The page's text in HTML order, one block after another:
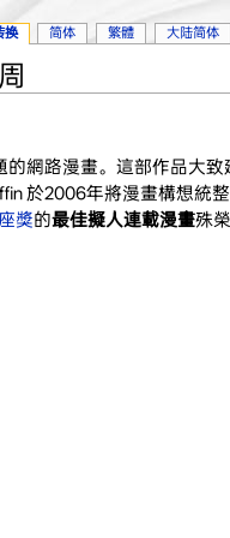
的網路漫畫。這部作品大
於2006年將漫畫構想
獎的最佳擬人連載漫畫殊榮
换 简体 繁體 大陆简体